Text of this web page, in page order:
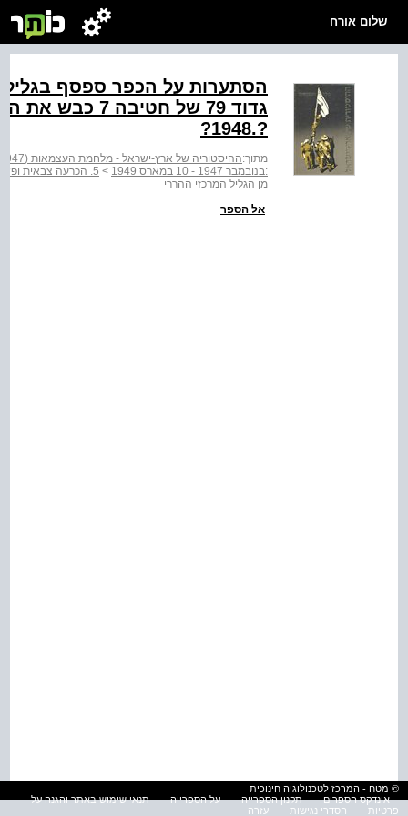
שלום אורח
הסתערות על הכפר ספסף בגליל
גדוד 79 של
?.1948?
מתוך:ההיסטוריה של ארץ-ישראל - מלחמת העצמאות (1947 - 1949)
:בנובמבר 1947 - 10 במארס 1949
> 5. הכרעה צבאית ופשרה מדינית
מן הגליל המרכזי ההררי
אל הספר
© מטח - המרכז לטכנולוגיה חינוכית
אינדקס הספרים
תקנון הספרייה על הספרייה
תנאי שימוש באתר והגנה על
פרטיות
הסדרי נגישות עזרה